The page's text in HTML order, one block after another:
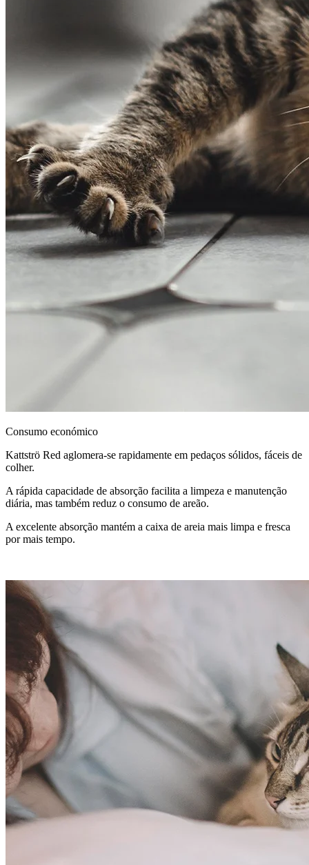
Consumo económico
Kattströ Red aglomera-se rapidamente em pedaços sólidos, fáceis de
colher.
A rápida capacidade de absorção facilita a limpeza e manutenção
diária, mas também reduz o consumo de areão.
A excelente absorção mantém a caixa de areia mais limpa e fresca
por mais tempo.